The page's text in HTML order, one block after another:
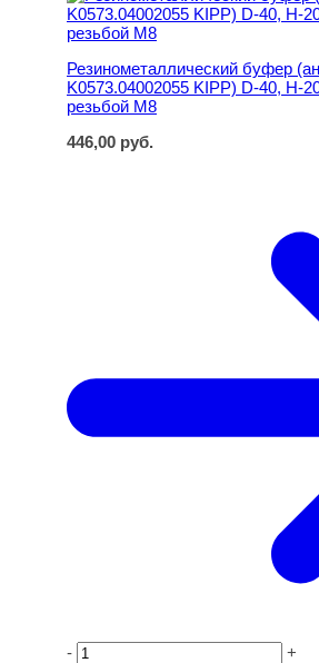
Резинометаллический буфер
K0573.04002055 KIPP) D-40, H-
резьбой M8
446,00 руб.
- +